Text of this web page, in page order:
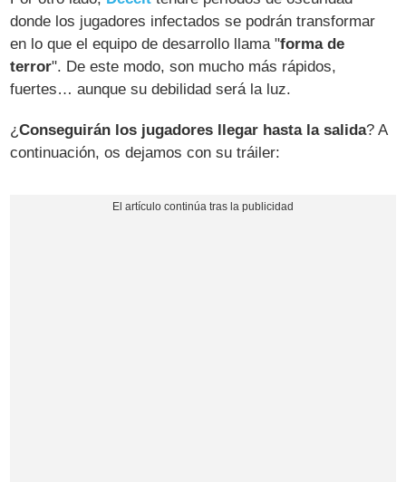
donde los jugadores infectados se podrán transformar
en lo que el equipo de desarrollo llama "forma de
terror". De este modo, son mucho más rápidos,
fuertes… aunque su debilidad será la luz.
¿Conseguirán los jugadores llegar hasta la salida? A
continuación, os dejamos con su tráiler: